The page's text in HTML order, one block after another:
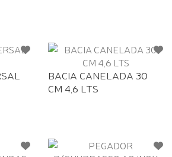
BACIA CANELADA 30
CM 4,6 LTS